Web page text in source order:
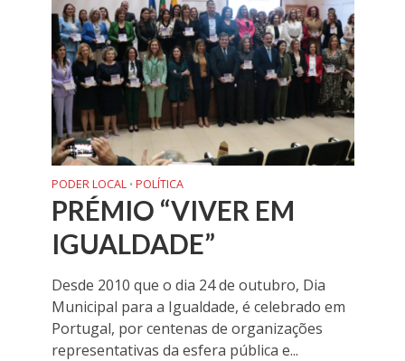
PODER LOCAL • POLÍTICA
PRÉMIO “VIVER EM
IGUALDADE”
Desde 2010 que o dia 24 de outubro, Dia
Municipal para a Igualdade, é celebrado em
Portugal, por centenas de organizações
representativas da esfera pública e...